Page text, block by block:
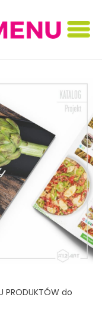
PRODUKTÓW do